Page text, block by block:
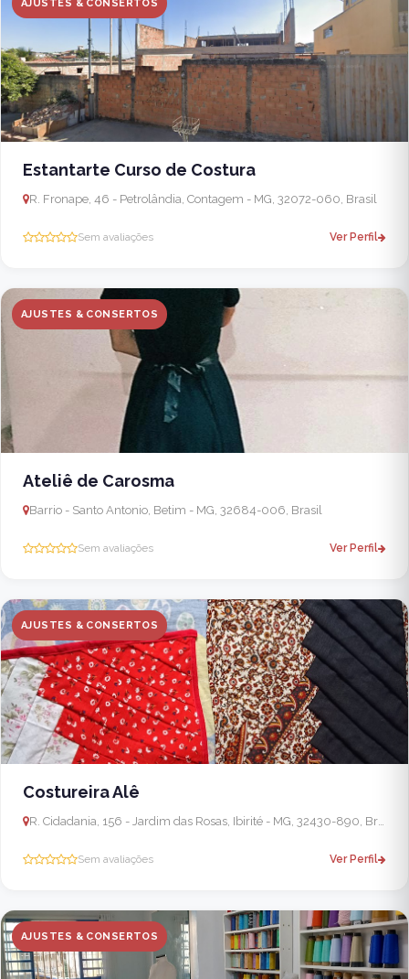
AJUSTES & CONSERTOS
Estantarte Curso de Costura
R. Fronape, 46 - Petrolândia, Contagem - MG, 32072-060, Brasil
Sem avaliações Ver Perfil
AJUSTES & CONSERTOS
Ateliê de Carosma
Barrio - Santo Antonio, Betim - MG, 32684-006, Brasil
Sem avaliações Ver Perfil
AJUSTES & CONSERTOS
Costureira Alê
R. Cidadania, 156 - Jardim das Rosas, Ibirité - MG, 32430-890, Brasil
Sem avaliações Ver Perfil
AJUSTES & CONSERTOS